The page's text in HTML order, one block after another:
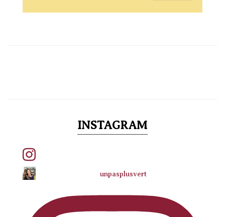
INSTAGRAM
unpasplusvert